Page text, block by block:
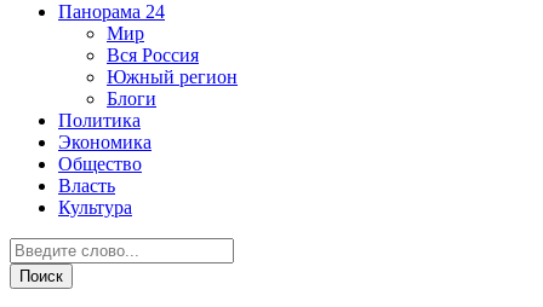
Панорама 24
Мир
Вся Россия
Южный регион
Блоги
Политика
Экономика
Общество
Власть
Культура